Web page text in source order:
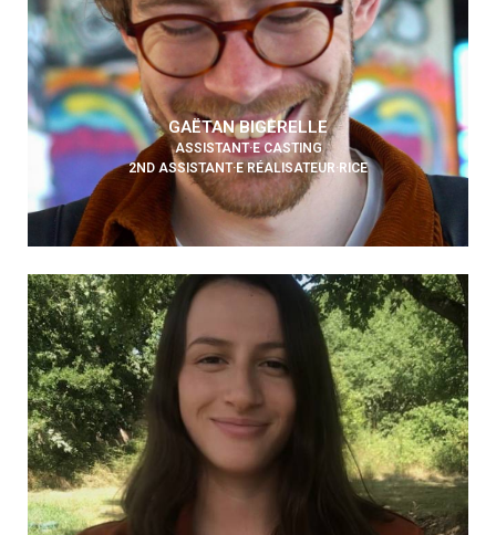
GAËTAN BIGERELLE
ASSISTANT·E CASTING
2ND ASSISTANT·E RÉALISATEUR·RICE